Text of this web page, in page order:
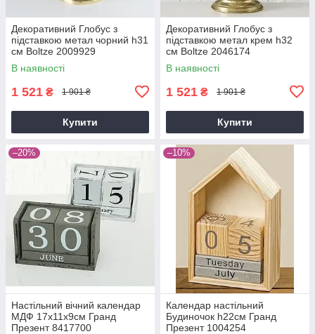
Декоративний Глобус з
підставкою метал чорний h31
см Boltze 2009929
В наявності
1 521 ₴ 1 901 ₴
Купити
Декоративний Глобус з
підставкою метал крем h32
см Boltze 2046174
В наявності
1 521 ₴ 1 901 ₴
Купити
–20%
Настільний вічний календар
МДФ 17x11x9см Гранд
Презент 8417700
–10%
Календар настільний
Будиночок h22см Гранд
Презент 1004254